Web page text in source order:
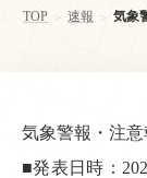
TOP > 速報 > 気象
気象警報・注意
■発表日時：